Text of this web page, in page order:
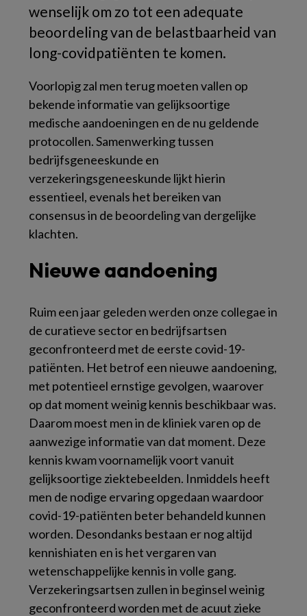
wenselijk om zo tot een adequate
beoordeling van de belastbaarheid van
long-covidpatiënten te komen.
Voorlopig zal men terug moeten vallen op
bekende informatie van gelijksoortige
medische aandoeningen en de nu geldende
protocollen. Samenwerking tussen
bedrijfsgeneeskunde en
verzekeringsgeneeskunde lijkt hierin
essentieel, evenals het bereiken van
consensus in de beoordeling van dergelijke
klachten.
Nieuwe aandoening
Ruim een jaar geleden werden onze collegae in
de curatieve sector en bedrijfsartsen
geconfronteerd met de eerste covid-19-
patiënten. Het betrof een nieuwe aandoening,
met potentieel ernstige gevolgen, waarover
op dat moment weinig kennis beschikbaar was.
Daarom moest men in de kliniek varen op de
aanwezige informatie van dat moment. Deze
kennis kwam voornamelijk voort vanuit
gelijksoortige ziektebeelden. Inmiddels heeft
men de nodige ervaring opgedaan waardoor
covid-19-patiënten beter behandeld kunnen
worden. Desondanks bestaan er nog altijd
kennishiaten en is het vergaren van
wetenschappelijke kennis in volle gang.
Verzekeringsartsen zullen in beginsel weinig
geconfronteerd worden met de acuut zieke